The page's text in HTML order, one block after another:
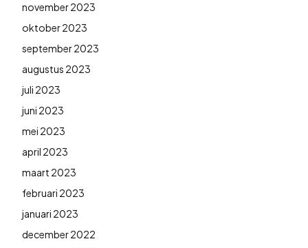
november 2023
oktober 2023
september 2023
augustus 2023
juli 2023
juni 2023
mei 2023
april 2023
maart 2023
februari 2023
januari 2023
december 2022